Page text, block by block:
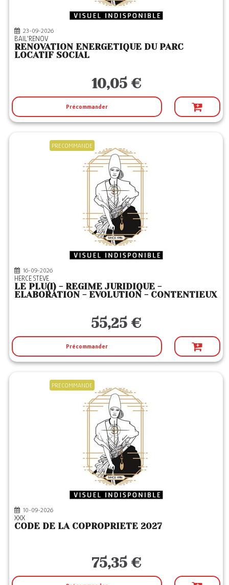
23-09-2026
BAIL'RENOV
RENOVATION ENERGETIQUE DU PARC
LOCATIF SOCIAL
10,05 €
Précommander
PRECOMMANDE
16-09-2026
HERCE STEVE
LE PLU(I) - REGIME JURIDIQUE -
ELABORATION - EVOLUTION - CONTENTIEUX
55,25 €
Précommander
PRECOMMANDE
10-09-2026
XXX
CODE DE LA COPROPRIETE 2027
75,35 €